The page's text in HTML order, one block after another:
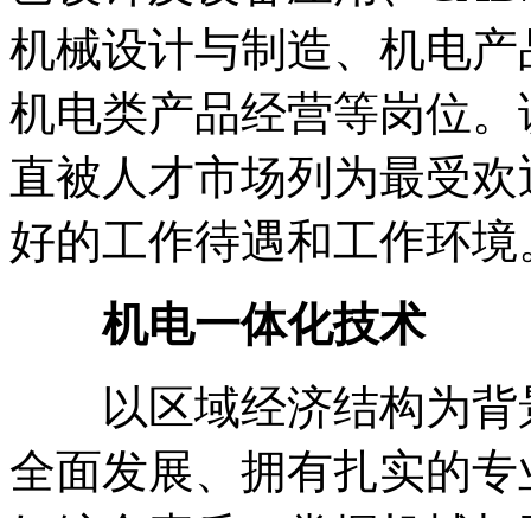
机械设计与制造、机电
机电类产品经营等岗位
直被人才市场列为最受
好的工作待遇和工作环境
机电一体化技术
以区域经济结构为背
全面发展、拥有扎实的